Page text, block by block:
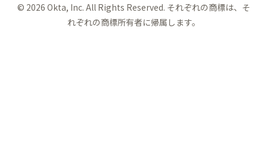
© 2026 Okta, Inc. All Rights Reserved. それぞれの商標は、そ
れぞれの商標所有者に帰属します。